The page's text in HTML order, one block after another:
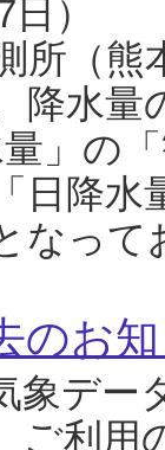
）
所（熊
降水
量」の
日降
なっ
のお
デー
ご利用